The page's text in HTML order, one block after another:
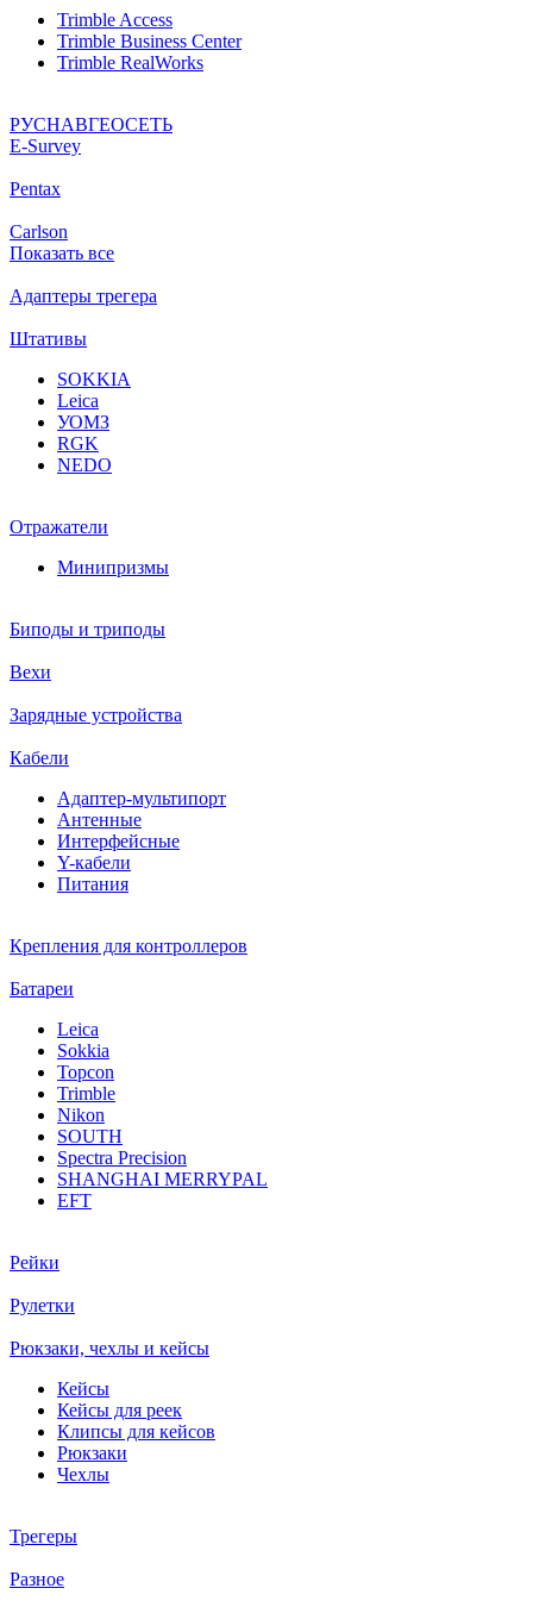
Trimble Access
Trimble Business Center
Trimble RealWorks
РУСНАВГЕОСЕТЬ
Е-Survey
Pentax
Carlson
Показать все
Адаптеры трегера
Штативы
SOKKIA
Leica
УОМЗ
RGK
NEDO
Отражатели
Минипризмы
Биподы и триподы
Вехи
Зарядные устройства
Кабели
Адаптер-мультипорт
Антенные
Интерфейсные
Y-кабели
Питания
Крепления для контроллеров
Батареи
Leica
Sokkia
Topcon
Trimble
Nikon
SOUTH
Spectra Precision
SHANGHAI MERRYPAL
EFT
Рейки
Рулетки
Рюкзаки, чехлы и кейсы
Кейсы
Кейсы для реек
Клипсы для кейсов
Рюкзаки
Чехлы
Трегеры
Разное